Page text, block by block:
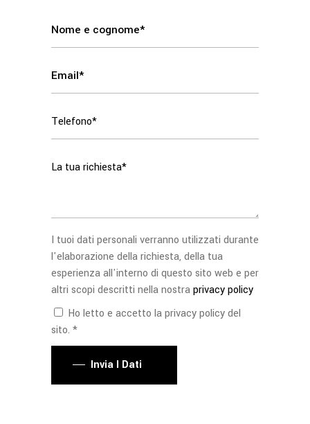
I tuoi dati personali verranno utilizzati durante
l'elaborazione della richiesta, della tua
esperienza all'interno di questo sito web e per
altri scopi descritti nella nostraprivacy policy
Ho letto e accetto la privacy policy del
sito. *
Invia I Dati